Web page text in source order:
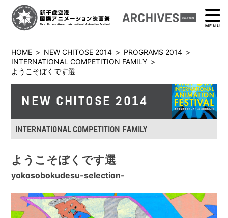
MENU
HOME > NEW CHITOSE 2014 > PROGRAMS 2014 >
INTERNATIONAL COMPETITION FAMILY >
ようこそぼくです選
NEW CHITOSE 2014
INTERNATIONAL COMPETITION FAMILY
ようこそぼくです選
yokosobokudesu-selection-